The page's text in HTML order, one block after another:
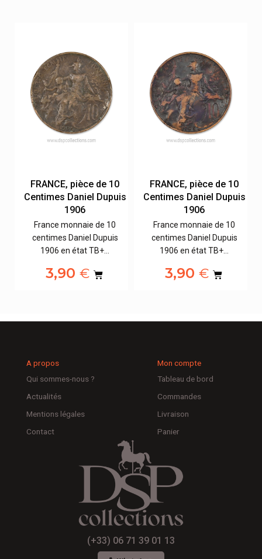
FRANCE, pièce de 10
Centimes Daniel Dupuis
1906
France monnaie de 10
centimes Daniel Dupuis
1906 en état TB+…
3,90 €
FRANCE, pièce de 10
Centimes Daniel Dupuis
1906
France monnaie de 10
centimes Daniel Dupuis
1906 en état TB+…
3,90 €
A propos
Qui sommes-nous ?
Actualités
Mentions légales
Contact
Mon compte
Tableau de bord
Commandes
Livraison
Panier
(+33) 06 71 39 01 13